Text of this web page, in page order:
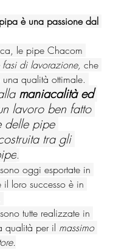
è una passione dal
le pipe Chacom
fasi di lavorazione, che
qualità ottimale.
maniacalità ed
lavoro ben fatto
delle pipe
tra gli
.
oggi esportate in
loro successo è in
tutte realizzate in
qualità per il massimo